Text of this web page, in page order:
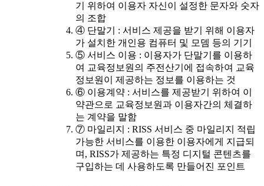
기 위하여 이용자 자신이 설정한 문자와 숫자
의 조합
④ 단말기 : 서비스 제공을 받기 위해 이용자
가 설치한 개인용 컴퓨터 및 모뎀 등의 기기
⑤ 서비스 이용 : 이용자가 단말기를 이용하
여 교육정보원의 주전산기에 접속하여 교육
정보원이 제공하는 정보를 이용하는 것
⑥ 이용계약 : 서비스를 제공받기 위하여 이
약관으로 교육정보원과 이용자간의 체결하
는 계약을 말함
⑦ 마일리지 : RISS 서비스 중 마일리지 적립
가능한 서비스를 이용한 이용자에게 지급되
며, RISS가 제공하는 특정 디지털 콘텐츠를
구입하는 데 사용하도록 만들어진 포인트